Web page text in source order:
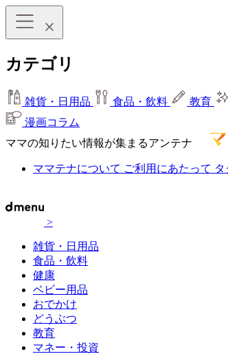
カテゴリ
雑貨・日用品 食品・飲料 教育
漫画コラム
ママの知りたい情報が集まるアンテナ
ママテナについて ご利用にあたって
>
雑貨・日用品
食品・飲料
健康
ベビー用品
おでかけ
どうぶつ
教育
マネー・投資